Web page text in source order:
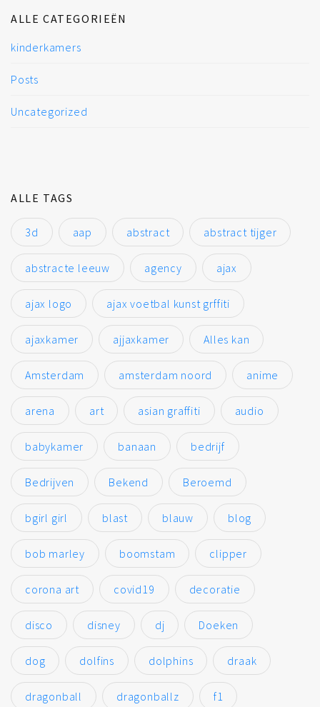
ALLE CATEGORIEËN
kinderkamers
Posts
Uncategorized
ALLE TAGS
3d aap abstract abstract tijger
abstracte leeuw agency ajax
ajax logo ajax voetbal kunst grffiti
ajaxkamer ajjaxkamer Alles kan
Amsterdam amsterdam noord anime
arena art asian graffiti audio
babykamer banaan bedrijf
Bedrijven Bekend Beroemd
bgirl girl blast blauw blog
bob marley boomstam clipper
corona art covid19 decoratie
disco disney dj Doeken
dog dolfins dolphins draak
dragonball dragonballz f1